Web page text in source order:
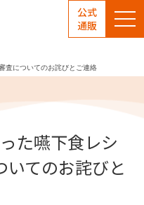
公式
通販
査についてのお詫びとご連絡
た嚥下食レシ
てのお詫びと